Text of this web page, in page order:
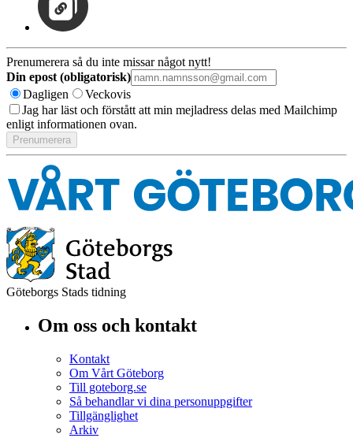
Prenumerera så du inte missar något nytt!
Din epost (obligatorisk)
Dagligen
Veckovis
Jag har läst och förstått att min mejladress delas med Mailchimp
enligt informationen ovan.
Göteborgs Stads tidning
Om oss och kontakt
Kontakt
Om Vårt Göteborg
Till goteborg.se
Så behandlar vi dina personuppgifter
Tillgänglighet
Arkiv